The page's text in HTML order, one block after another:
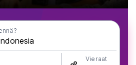
Vieraat